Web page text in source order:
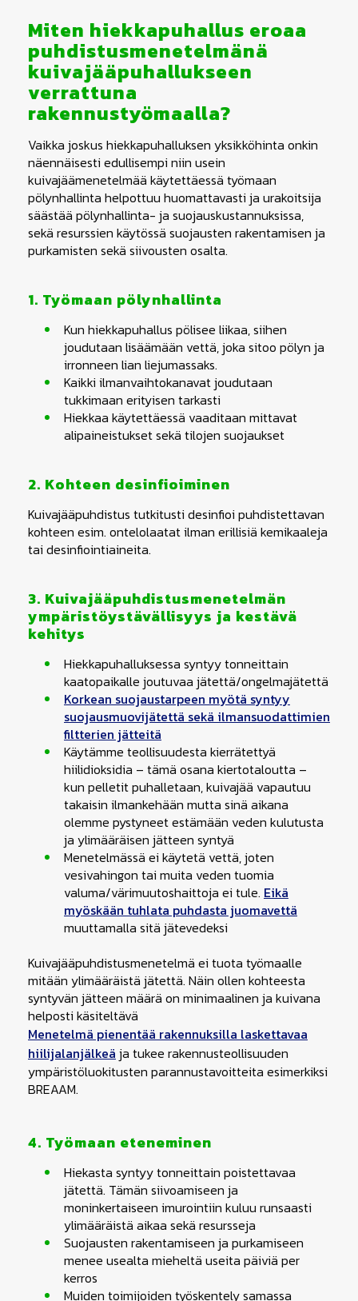
Miten hiekkapuhallus eroaa
puhdistusmenetelmänä
kuivajääpuhallukseen
verrattuna
rakennustyömaalla?
Vaikka joskus hiekkapuhalluksen yksikköhinta onkin
näennäisesti edullisempi niin usein
kuivajäämenetelmää käytettäessä työmaan
pölynhallinta helpottuu huomattavasti ja urakoitsija
säästää pölynhallinta- ja suojauskustannuksissa,
sekä resurssien käytössä suojausten rakentamisen ja
purkamisten sekä siivousten osalta.
1. Työmaan pölynhallinta
Kun hiekkapuhallus pölisee liikaa, siihen
joudutaan lisäämään vettä, joka sitoo pölyn ja
irronneen lian liejumassaks.
Kaikki ilmanvaihtokanavat joudutaan
tukkimaan erityisen tarkasti
Hiekkaa käytettäessä vaaditaan mittavat
alipaineistukset sekä tilojen suojaukset
2. Kohteen desinfioiminen
Kuivajääpuhdistus tutkitusti desinfioi puhdistettavan
kohteen esim. ontelolaatat ilman erillisiä kemikaaleja
tai desinfiointiaineita.
3. Kuivajääpuhdistusmenetelmän
ympäristöystävällisyys ja kestävä
kehitys
Hiekkapuhalluksessa syntyy tonneittain
kaatopaikalle joutuvaa jätettä/ongelmajätettä
Korkean suojaustarpeen myötä syntyy
suojausmuovijätettä sekä ilmansuodattimien
filtterien jätteitä
Käytämme teollisuudesta kierrätettyä
hiilidioksidia – tämä osana kiertotaloutta –
kun pelletit puhalletaan, kuivajää vapautuu
takaisin ilmankehään mutta sinä aikana
olemme pystyneet estämään veden kulutusta
ja ylimääräisen jätteen syntyä
Menetelmässä ei käytetä vettä, joten
vesivahingon tai muita veden tuomia
valuma/värimuutoshaittoja ei tule. Eikä
myöskään tuhlata puhdasta juomavettä
muuttamalla sitä jätevedeksi
Kuivajääpuhdistusmenetelmä ei tuota työmaalle
mitään ylimääräistä jätettä. Näin ollen kohteesta
syntyvän jätteen määrä on minimaalinen ja kuivana
helposti käsiteltävä
Menetelmä pienentää rakennuksilla laskettavaa
hiilijalanjälkeä ja tukee rakennusteollisuuden
ympäristöluokitusten parannustavoitteita esimerkiksi
BREAAM.
4. Työmaan eteneminen
Hiekasta syntyy tonneittain poistettavaa
jätettä. Tämän siivoamiseen ja
moninkertaiseen imurointiin kuluu runsaasti
ylimääräistä aikaa sekä resursseja
Suojausten rakentamiseen ja purkamiseen
menee usealta mieheltä useita päiviä per
kerros
Muiden toimijoiden työskentely samassa